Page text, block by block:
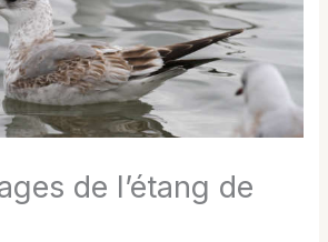
de l’étang de